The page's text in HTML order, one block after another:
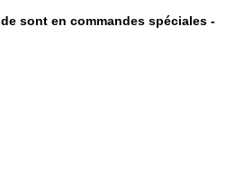
sont en commandes spéciales -